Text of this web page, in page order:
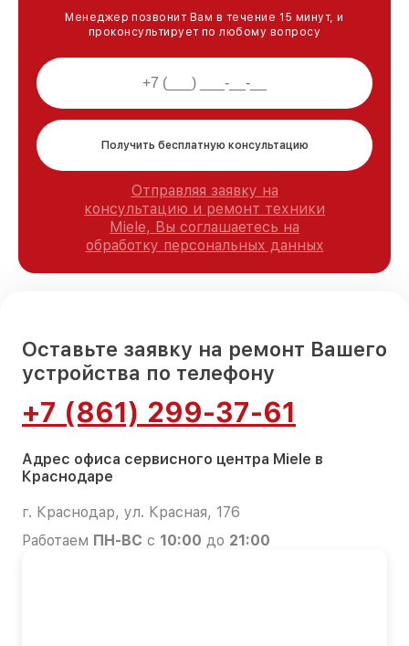
Менеджер позвонит Вам в течение 15 минут, и
проконсультирует по любому вопросу
Получить бесплатную консультацию
Отправляя заявку на
консультацию и ремонт техники
Miele, Вы соглашаетесь на
обработку персональных данных
Оставьте заявку на ремонт Вашего
устройства по телефону
+7 (861) 299-37-61
Адрес офиса сервисного центра Miele в
Краснодаре
г. Краснодар, ул. Красная, 176
Работаем ПН-ВС с 10:00 до 21:00